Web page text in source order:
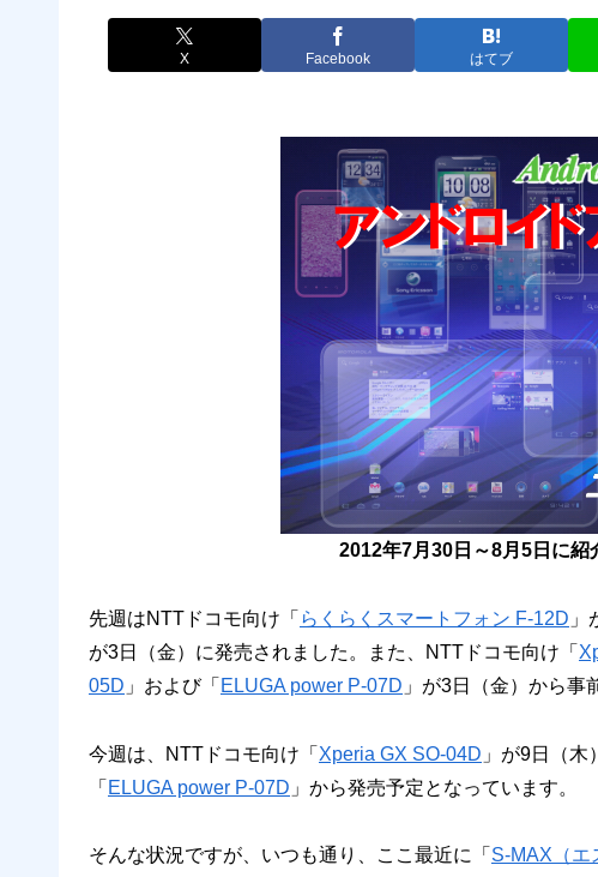
X Facebook はてブ
2012年7月30日～8月5日に紹
先週はNTTドコモ向け「 らくらくスマートフォン F-12D 」
が3日（金）に発売されました。また、NTTドコモ向け「
05D 」および「 ELUGA power P-07D 」が3日（金）から事
今週は、NTTドコモ向け「 Xperia GX SO-04D 」が9日（木
「 ELUGA power P-07D 」から発売予定となっています。
そんな状況ですが、いつも通り、ここ最近に「 S-MAX（エ